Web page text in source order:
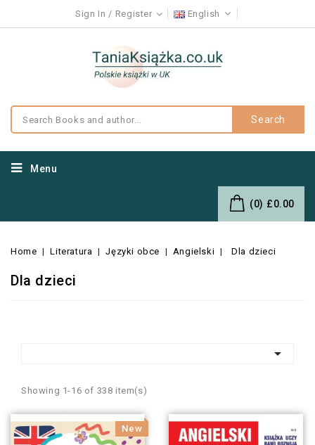
Sign In Register English
Search
Menu
(0) £0.00
Home Literatura Języki obce Angielski Dla dzieci
Dla dzieci

Showing 1-16 of 338 item(s)
New